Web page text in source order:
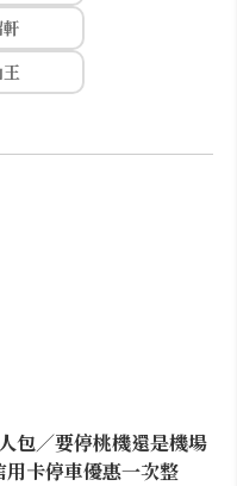
包／要停桃機還是機場
卡停車優惠一次整